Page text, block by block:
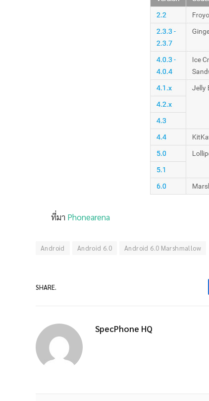
ที่มา Phonearena
Android Android 6.0 Android 6.0 Marshmallow
SHARE.
SpecPhone HQ